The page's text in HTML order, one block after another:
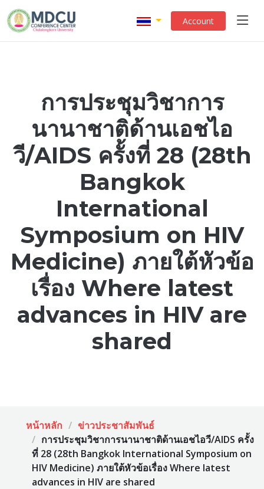
Account
การประชุมวิชาการ
นานาชาติด้านเอชไอ
วี/AIDS ครั้งที่ 28 (28th
Bangkok
International
Symposium on HIV
Medicine) ภายใต้หัวข้อ
เรื่อง Where latest
advances in HIV are
shared
หน้าหลัก
ข่าวประชาสัมพันธ์
การประชุมวิชาการนานาชาติด้านเอชไอวี/AIDS ครั้ง
ที่ 28 (28th Bangkok International Symposium on
HIV Medicine) ภายใต้หัวข้อเรื่อง Where latest
advances in HIV are shared